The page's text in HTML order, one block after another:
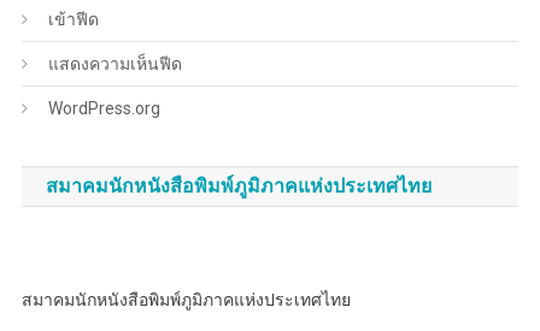
เข้าฟีด
แสดงความเห็นฟีด
WordPress.org
สมาคมนักหนังสือพิมพ์ภูมิภาคแห่งประเทศไทย
สมาคมนักหนังสือพิมพ์ภูมิภาคแห่งประเทศไทย